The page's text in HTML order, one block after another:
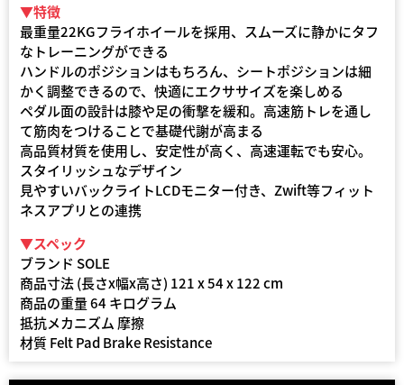
▼特徴
最重量22KGフライホイールを採用、スムーズに静かにタフ
なトレーニングができる
ハンドルのポジションはもちろん、シートポジションは細
かく調整できるので、快適にエクササイズを楽しめる
ペダル面の設計は膝や足の衝撃を緩和。高速筋トレを通し
て筋肉をつけることで基礎代謝が高まる
高品質材質を使用し、安定性が高く、高速運転でも安心。
スタイリッシュなデザイン
見やすいバックライトLCDモニター付き、Zwift等フィット
ネスアプリとの連携
▼スペック
ブランド SOLE
商品寸法 (長さx幅x高さ) 121 x 54 x 122 cm
商品の重量 64 キログラム
抵抗メカニズム 摩擦
材質 Felt Pad Brake Resistance